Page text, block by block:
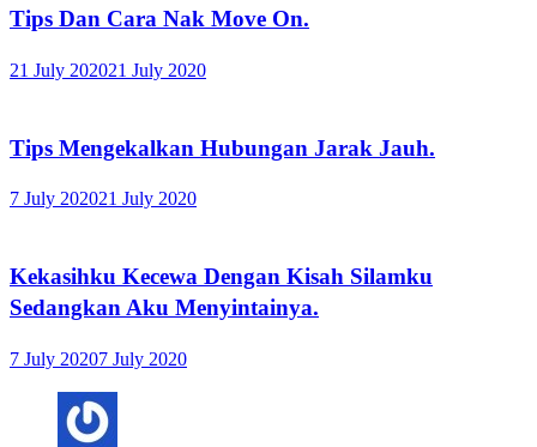
Tips Dan Cara Nak Move On.
21 July 202021 July 2020
Tips Mengekalkan Hubungan Jarak Jauh.
7 July 202021 July 2020
Kekasihku Kecewa Dengan Kisah Silamku
Sedangkan Aku Menyintainya.
7 July 20207 July 2020